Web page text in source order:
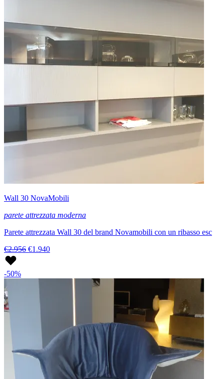
Wall 30 NovaMobili
parete attrezzata moderna
Parete attrezzata Wall 30 del brand Novamobili con un ribasso esc
€2.956 €1.940
-50%